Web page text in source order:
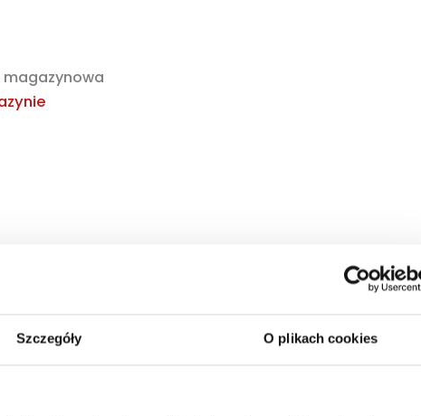
Szczegóły O plikach cookies
DEVOTION
HOMME EDP